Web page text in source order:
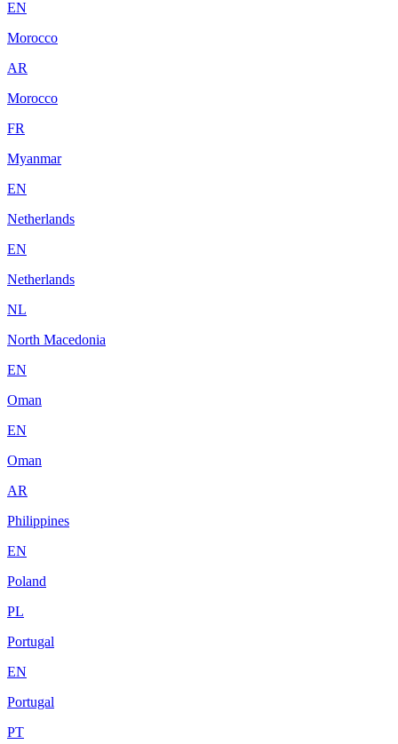
EN
Morocco
AR
Morocco
FR
Myanmar
EN
Netherlands
EN
Netherlands
NL
North Macedonia
EN
Oman
EN
Oman
AR
Philippines
EN
Poland
PL
Portugal
EN
Portugal
PT